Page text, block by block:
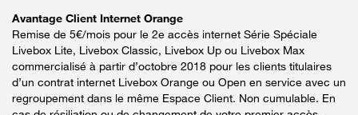
Avantage Client Internet Orange
Remise de 5€/mois pour le 2e accès internet Série Spéciale
Livebox Lite, Livebox Classic, Livebox Up ou Livebox Max
commercialisé à partir d’octobre 2018 pour les clients titulaires
d’un contrat internet Livebox Orange ou Open en service avec un
regroupement dans le même Espace Client. Non cumulable. En